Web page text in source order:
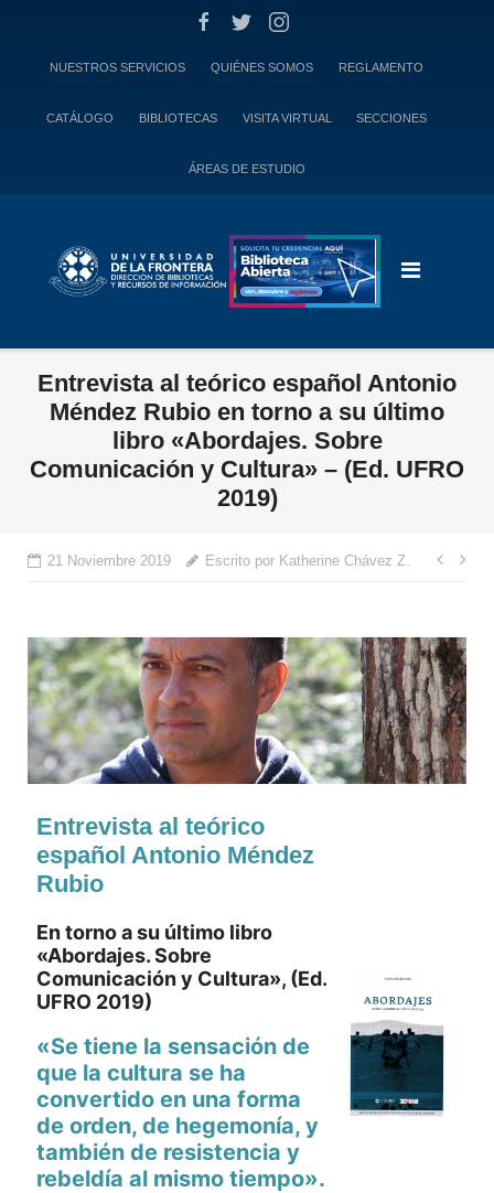
NUESTROS SERVICIOS QUIÉNES SOMOS REGLAMENTO
CATÁLOGO BIBLIOTECAS VISITA VIRTUAL SECCIONES
ÁREAS DE ESTUDIO
Entrevista al teórico español Antonio
Méndez Rubio en torno a su último
libro «Abordajes. Sobre
Comunicación y Cultura» – (Ed. UFRO
2019)
21 Noviembre 2019 Escrito por Katherine Chávez Z.
Entrevista al teórico
español Antonio Méndez
Rubio
En torno a su último libro
«Abordajes. Sobre
Comunicación y Cultura», (Ed.
UFRO 2019)
«Se tiene la sensación de
que la cultura se ha
convertido en una forma
de orden, de hegemonía, y
también de resistencia y
rebeldía al mismo tiempo».